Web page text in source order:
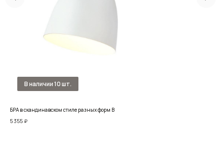
БРА в скандинавском стиле разных форм B
5 355 ₽